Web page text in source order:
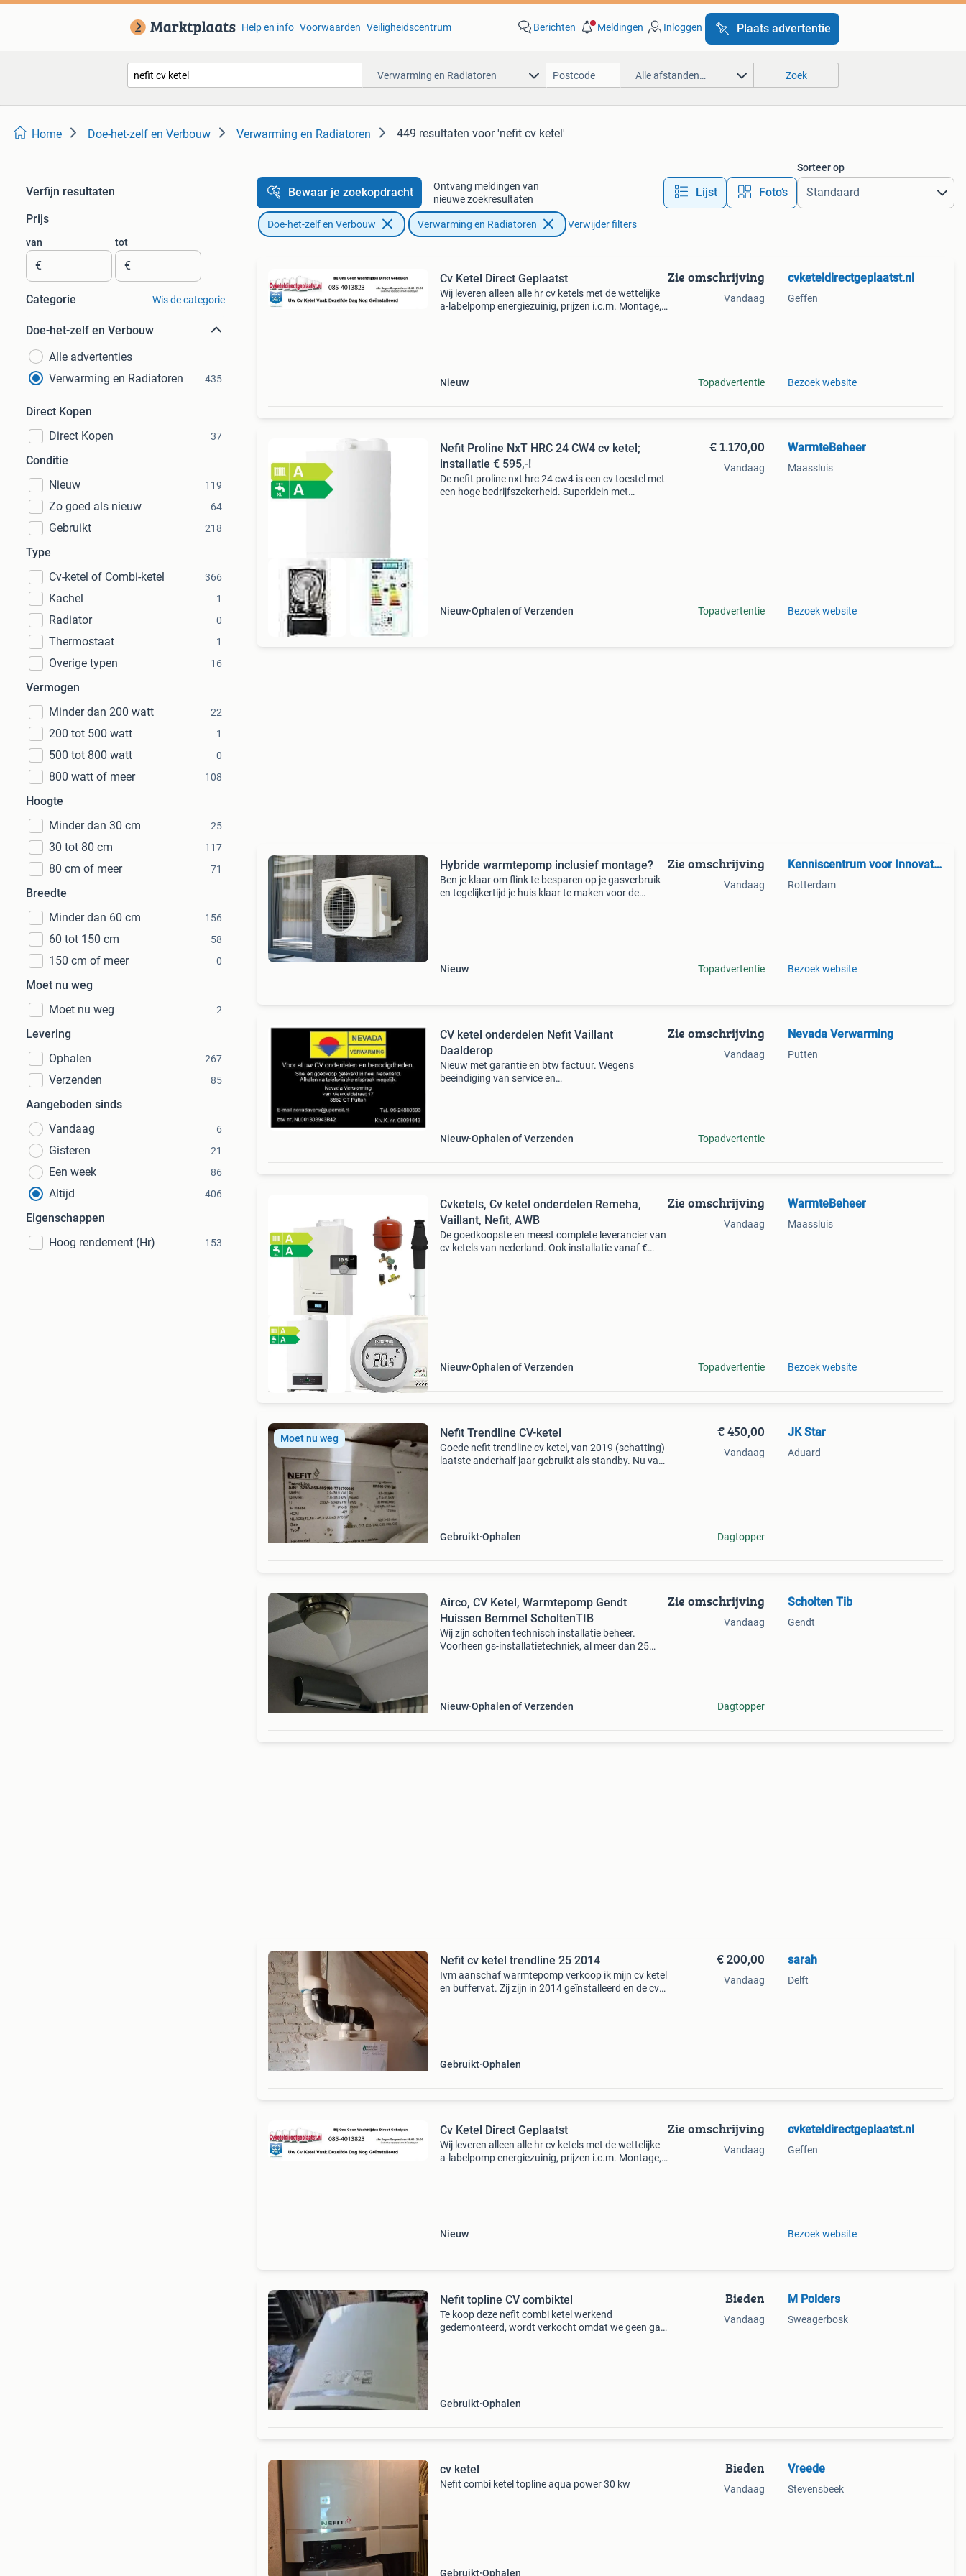
Help en info Voorwaarden Veiligheidscentrum Berichten Meldingen Inloggen Plaats advertentie
Verwarming en Radiatoren Alle afstanden… Zoek
Home Doe-het-zelf en Verbouw Verwarming en Radiatoren 449 resultaten voor 'nefit cv ketel'
Verfijn resultaten
Prijs
van
€
tot
€
Categorie Wis de categorie
Doe-het-zelf en Verbouw
Alle advertenties
Verwarming en Radiatoren
435
Direct Kopen
Direct Kopen
37
Conditie
Nieuw
119
Zo goed als nieuw 64
Gebruikt 218
Type
Cv-ketel of Combi-ketel
366
Kachel 1
Radiator 0
Thermostaat 1
Overige typen 16
Vermogen
Minder dan 200 watt
22
200 tot 500 watt 1
500 tot 800 watt 0
800 watt of meer 108
Hoogte
Minder dan 30 cm
25
30 tot 80 cm 117
80 cm of meer 71
Breedte
Minder dan 60 cm
156
60 tot 150 cm 58
150 cm of meer 0
Moet nu weg
Moet nu weg
2
Levering
Ophalen
267
Verzenden 85
Aangeboden sinds
Vandaag
6
Gisteren 21
Een week 86
Altijd 406
Eigenschappen
Hoog rendement (Hr)
153
Bewaar je zoekopdracht
Ontvang meldingen van
nieuwe zoekresultaten
Lijst Foto’s
Sorteer op
Doe-het-zelf en Verbouw Verwarming en Radiatoren Verwijder filters
Cv Ketel Direct Geplaatst
Wij leveren alleen alle hr cv ketels met de wettelijke
a-labelpomp energiezuinig, prijzen i.c.m. Montage,
Nieuw
Zie omschrijving
Vandaag
Topadvertentie
cvketeldirectgeplaatst.nl
Geffen
Bezoek website
Nefit Proline NxT HRC 24 CW4 cv ketel;
installatie € 595,-!
De nefit proline nxt hrc 24 cw4 is een cv toestel met
een hoge bedrijfszekerheid. Superklein met
Nieuw Ophalen of Verzenden
€ 1.170,00
Vandaag
Topadvertentie
WarmteBeheer
Maassluis
Bezoek website
Hybride warmtepomp inclusief montage?
Ben je klaar om flink te besparen op je gasverbruik
en tegelijkertijd je huis klaar te maken voor de
Nieuw
Zie omschrijving
Vandaag
Topadvertentie
Kenniscentrum voor Innovatie Nederland
Rotterdam
Bezoek website
CV ketel onderdelen Nefit Vaillant
Daalderop
Nieuw met garantie en btw factuur. Wegens
beeindiging van service en
Nieuw Ophalen of Verzenden
Zie omschrijving
Vandaag
Topadvertentie
Nevada Verwarming
Putten
Cvketels, Cv ketel onderdelen Remeha,
Vaillant, Nefit, AWB
De goedkoopste en meest complete leverancier van
cv ketels van nederland. Ook installatie vanaf €
Nieuw Ophalen of Verzenden
Zie omschrijving
Vandaag
Topadvertentie
WarmteBeheer
Maassluis
Bezoek website
Moet nu weg Nefit Trendline CV-ketel
Goede nefit trendline cv ketel, van 2019 (schatting)
laatste anderhalf jaar gebruikt als standby. Nu van
Gebruikt Ophalen
€ 450,00
Vandaag
Dagtopper
JK Star
Aduard
Airco, CV Ketel, Warmtepomp Gendt
Huissen Bemmel ScholtenTIB
Wij zijn scholten technisch installatie beheer.
Voorheen gs-installatietechniek, al meer dan 25
Nieuw Ophalen of Verzenden
Zie omschrijving
Vandaag
Dagtopper
Scholten Tib
Gendt
Nefit cv ketel trendline 25 2014
Ivm aanschaf warmtepomp verkoop ik mijn cv ketel
en buffervat. Zij zijn in 2014 geïnstalleerd en de cv
Gebruikt Ophalen
€ 200,00
Vandaag
sarah
Delft
Cv Ketel Direct Geplaatst
Wij leveren alleen alle hr cv ketels met de wettelijke
a-labelpomp energiezuinig, prijzen i.c.m. Montage,
Nieuw
Zie omschrijving
Vandaag
cvketeldirectgeplaatst.nl
Geffen
Bezoek website
Nefit topline CV combiktel
Te koop deze nefit combi ketel werkend
gedemonteerd, wordt verkocht omdat we geen gas
Gebruikt Ophalen
Bieden
Vandaag
M Polders
Sweagerbosk
cv ketel
Nefit combi ketel topline aqua power 30 kw
Gebruikt Ophalen
Bieden
Vandaag
Vreede
Stevensbeek